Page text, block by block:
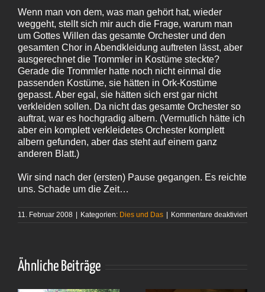
Wenn man von dem, was man gehört hat, wieder
weggeht, stellt sich mir auch die Frage, warum man
um Gottes Willen das gesamte Orchester und den
gesamten Chor in Abendkleidung auftreten lässt, aber
ausgerechnet die Trommler in Kostüme steckte?
Gerade die Trommler hatte noch nicht einmal die
passenden Kostüme, sie hätten in Ork-Kostüme
gepasst. Aber egal, sie hätten sich erst gar nicht
verkleiden sollen. Da nicht das gesamte Orchester so
auftrat, war es hochgradig albern. (Vermutlich hätte ich
aber ein komplett verkleidetes Orchester komplett
albern gefunden, aber das steht auf einem ganz
anderen Blatt.)
Wir sind nach der (ersten) Pause gegangen. Es reichte
uns. Schade um die Zeit…
11. Februar 2008 | Kategorien: Dies und Das | Kommentare deaktiviertfür
Ähnliche Beiträge